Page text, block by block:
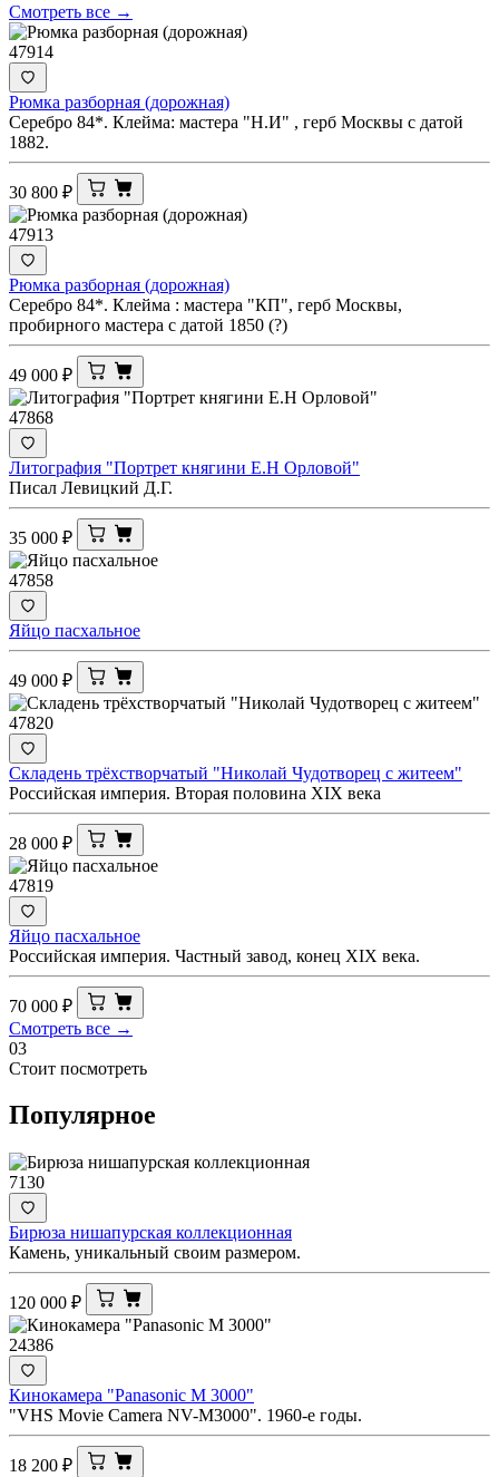
Смотреть все →
47914
Рюмка разборная (дорожная)
Серебро 84*. Клейма: мастера "Н.И" , герб Москвы с датой
1882.
30 800 ₽
47913
Рюмка разборная (дорожная)
Серебро 84*. Клейма : мастера "КП", герб Москвы,
пробирного мастера с датой 1850 (?)
49 000 ₽
47868
Литография "Портрет княгини Е.Н Орловой"
Писал Левицкий Д.Г.
35 000 ₽
47858
Яйцо пасхальное
49 000 ₽
47820
Складень трёхстворчатый "Николай Чудотворец с житеем"
Российская империя. Вторая половина XIX века
28 000 ₽
47819
Яйцо пасхальное
Российская империя. Частный завод, конец XIX века.
70 000 ₽
Смотреть все →
03
Стоит посмотреть
Популярное
7130
Бирюза нишапурская коллекционная
Камень, уникальный своим размером.
120 000 ₽
24386
Кинокамера "Panasonic M 3000"
"VHS Movie Camera NV-M3000". 1960-е годы.
18 200 ₽